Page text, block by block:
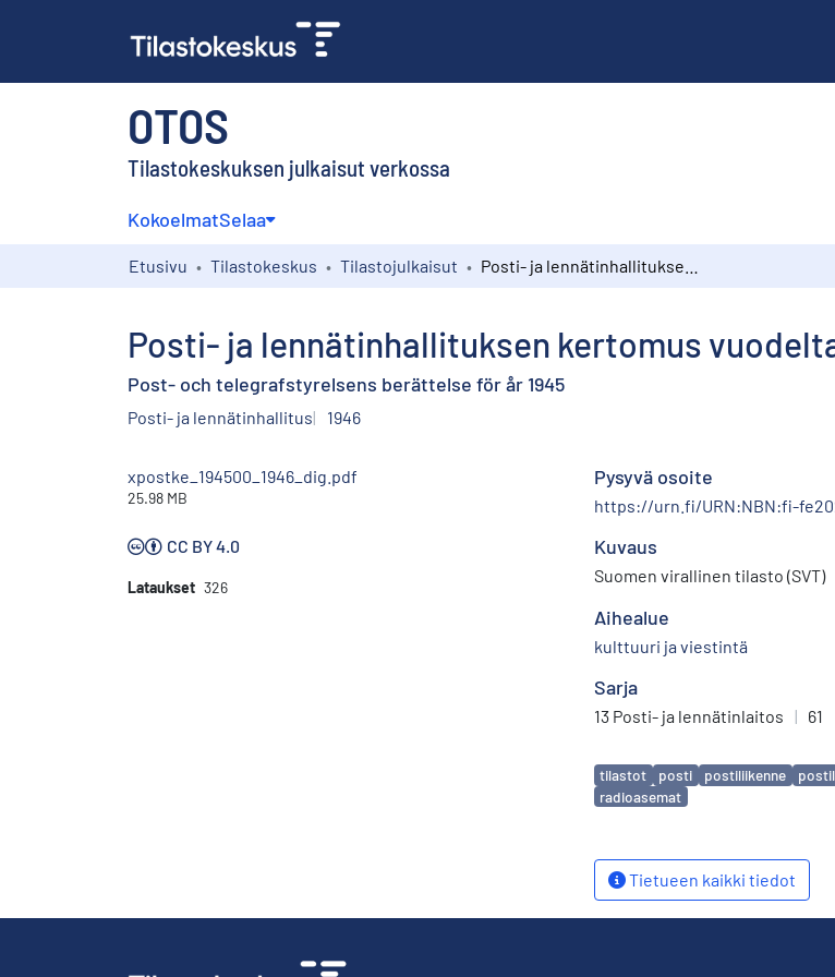
OTOS
Tilastokeskuksen julkaisut verkossa
KokoelmatSelaa
Etusivu Tilastokeskus Tilastojulkaisut
Posti- ja lennätinhallituksen kertomus
Post- och telegrafstyrelsens berättelse för år 1945
Posti- ja lennätinhallitus 1946
xpostke_194500_1946_dig.pdf
25.98 MB
CC BY 4.0
Lataukset 326
Pysyvä osoite
https://urn.fi/URN:NBN:fi-
Kuvaus
Suomen virallinen tilasto (SVT)
Aihealue
kulttuuri ja viestintä
Sarja
13 Posti- ja lennätinlaitos | 61
Avainsanat
tilastot posti postiliikenne
radioasemat
Tietueen kaikki tiedot